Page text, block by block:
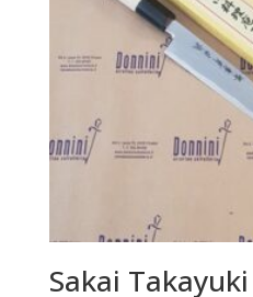
Sakai